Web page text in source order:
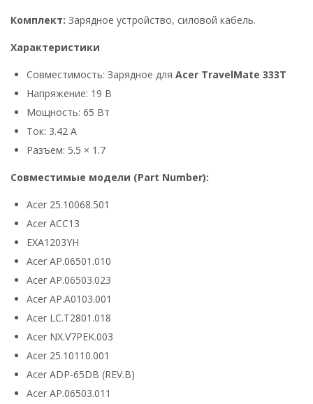
Комплект: Зарядное устройство, силовой кабель.
Характеристики
Совместимость: Зарядное для Acer TravelMate 333T
Напряжение: 19 В
Мощность: 65 Вт
Ток: 3.42 А
Разъем: 5.5 × 1.7
Совместимые модели (Part Number):
Acer 25.10068.501
Acer ACC13
EXA1203YH
Acer AP.06501.010
Acer AP.06503.023
Acer AP.A0103.001
Acer LC.T2801.018
Acer NX.V7PEK.003
Acer 25.10110.001
Acer ADP-65DB (REV.B)
Acer AP.06503.011